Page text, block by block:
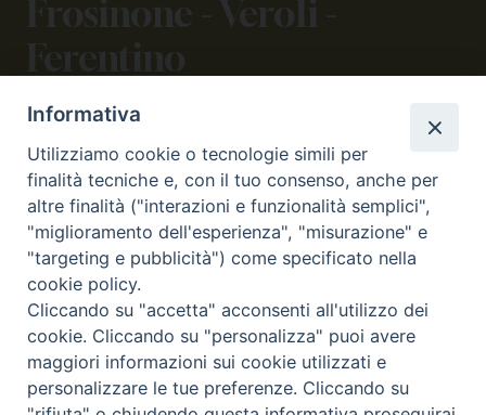
Frosinone - Veroli -
Ferentino
CONTATTI
viale Volsci 105 (ex via dei Monti Lepini)
03100 Frosinone (FR)
tel. 0775.290973 - 0775.290852
curia@diocesifrosinone.it
SEGUICI SU
Informativa
Utilizziamo cookie o tecnologie simili per
finalità tecniche e, con il tuo consenso, anche per
altre finalità ("interazioni e funzionalità semplici",
"miglioramento dell'esperienza", "misurazione" e
"targeting e pubblicità") come specificato nella
cookie policy.
Cliccando su "accetta" acconsenti all'utilizzo dei
cookie. Cliccando su "personalizza" puoi avere
maggiori informazioni sui cookie utilizzati e
personalizzare le tue preferenze. Cliccando su